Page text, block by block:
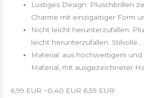
Lustiges Design: Plüschbrillen
Charme mit einzigartiger Form
Nicht leicht herunterzufallen:
leicht herunterzufallen. Stilvolle...
Material: aus hochwertigem und
Material, mit ausgezeichneter
6,99 EUR −0,40 EUR 6,59 EUR